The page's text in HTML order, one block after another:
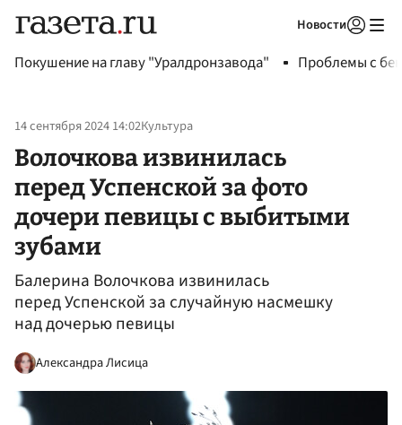
Новости
Покушение на главу "Уралдронзавода" Проблемы с
14 сентября 2024 14:02Культура
Волочкова извинилась
перед Успенской за фото
дочери певицы с выбитыми
зубами
Балерина Волочкова извинилась
перед Успенской за случайную насмешку
над дочерью певицы
Александра Лисица